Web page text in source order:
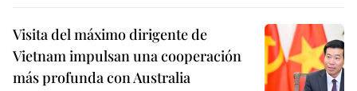
Visita del máximo dirigente de
Vietnam impulsan una cooperación
más profunda con Australia